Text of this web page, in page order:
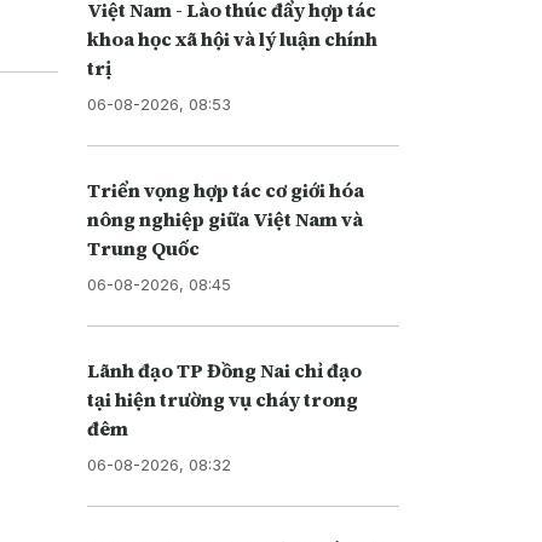
Việt Nam - Lào thúc đẩy hợp tác
khoa học xã hội và lý luận chính
trị
06-08-2026, 08:53
Triển vọng hợp tác cơ giới hóa
nông nghiệp giữa Việt Nam và
Trung Quốc
06-08-2026, 08:45
Lãnh đạo TP Đồng Nai chỉ đạo
tại hiện trường vụ cháy trong
đêm
06-08-2026, 08:32